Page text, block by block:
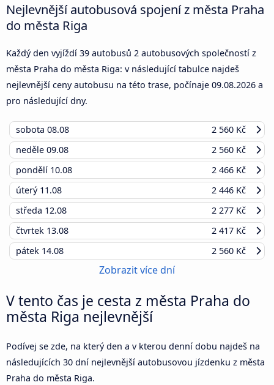
Nejlevnější autobusová spojení z města Praha
do města Riga
Každý den vyjíždí 39 autobusů 2 autobusových společností z
města Praha do města Riga: v následující tabulce najdeš
nejlevnější ceny autobusu na této trase, počínaje 09.08.2026 a
pro následující dny.
sobota 08.08
2 560 Kč
neděle 09.08
2 560 Kč
pondělí 10.08
2 466 Kč
úterý 11.08
2 446 Kč
středa 12.08
2 277 Kč
čtvrtek 13.08
2 417 Kč
pátek 14.08 2 560 Kč
Zobrazit více dní
V tento čas je cesta z města Praha do
města Riga nejlevnější
Podívej se zde, na který den a v kterou denní dobu najdeš na
následujících 30 dní nejlevnější autobusovou jízdenku z města
Praha do města Riga.